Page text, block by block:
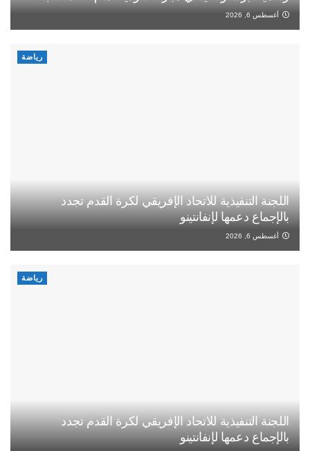
أغسطس 6, 2026
رياضة
اللجنة التنفيذية للاتحاد الإفريقي لكرة القدم تجدد
بالإجماع دعمها لإنفانتينو
أغسطس 6, 2026
رياضة
اللجنة التنفيذية للاتحاد الإفريقي لكرة القدم تجدد
بالإجماع دعمها لإنفانتينو